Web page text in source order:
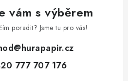
vám s výběrem
poradit? Jsme tu pro vás!
@hurapapir.cz
777 707 176